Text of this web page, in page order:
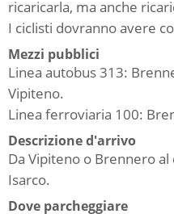
ricaricarla, ma anche
I ciclisti dovranno avere
Mezzi pubblici
Linea autobus 313:
Vipiteno.
Linea ferroviaria 100:
Descrizione d'arrivo
Da Vipiteno o Brennero
Isarco.
Dove parcheggiare